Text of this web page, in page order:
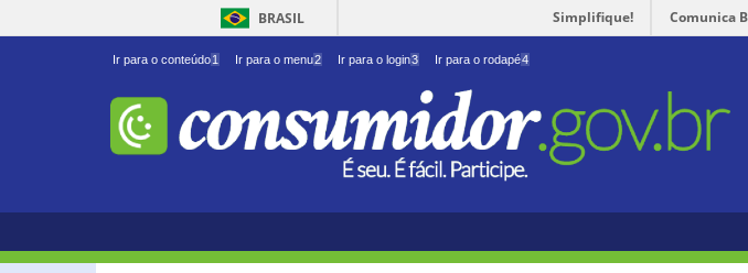
BRASIL Simplifique! Comunica
Ir para o conteúdo1 Ir para o menu2 Ir para o login3 Ir para o rodapé4